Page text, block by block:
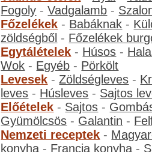
Fogoly -Vadgalamb -
Főzelékek - Babáknak -
zöldségből - Főzelékek
Egytálételek - Húsos -
Wok - Egyéb - Pörkölt
Levesek -Zöldségleves -
leves - Húsleves - Sajtos
Előételek - Sajtos -
Gyümölcsös - Galantin -
Nemzeti receptek -
konyha - Francia konyha -